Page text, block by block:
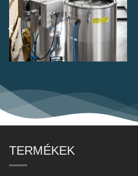
TERMÉKEK